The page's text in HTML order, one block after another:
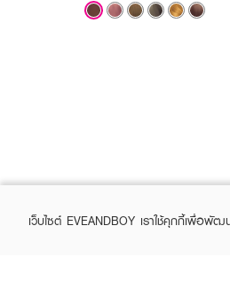
เว็บไซต์ EVEANDBOY เราใช้คุกกี้เพื่อพั